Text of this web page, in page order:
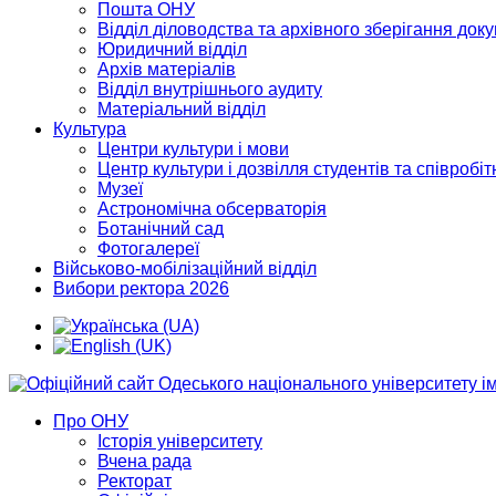
Пошта ОНУ
Відділ діловодства та архівного зберігання
Юридичний відділ
Архів матеріалів
Відділ внутрішнього аудиту
Матеріальний відділ
Культура
Центри культури і мови
Центр культури і дозвілля студентів та
Музеї
Астрономічна обсерваторія
Ботанічний сад
Фотогалереї
Військово-мобілізаційний відділ
Вибори ректора 2026
Про ОНУ
Історія університету
Вчена рада
Ректорат